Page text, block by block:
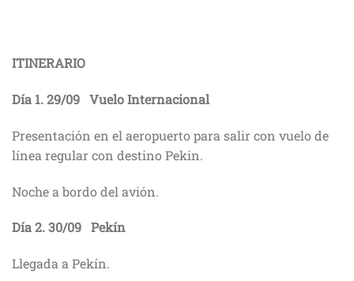
ITINERARIO
Día 1.29/09 Vuelo Internacional
Presentación en el aeropuerto para salir con vuelo de
línea regular con destino Pekin.
Noche a bordo del avión.
Día 2.30/09 Pekín
Llegada a Pekín.